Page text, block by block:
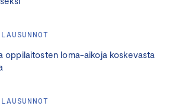
oppilaitosten loma-aikoja koskevasta